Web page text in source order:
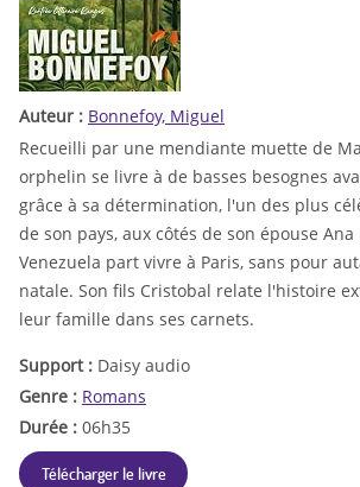
Auteur : Bonnefoy, Miguel
Recueilli par une mendiante muette de
orphelin se livre à de basses besognes
grâce à sa détermination, l'un des plus
de son pays, aux côtés de son épouse
Venezuela part vivre à Paris, sans pour
natale. Son fils Cristobal relate l'histoire
leur famille dans ses carnets.
Support : Daisy audio
Genre : Romans
Durée : 06h35
Télécharger le livre